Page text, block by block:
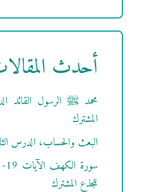
أحدث
محمد ﷺ الرسول القائد
المشترك
البعث والحساب، الدرس
للجذع المشترك